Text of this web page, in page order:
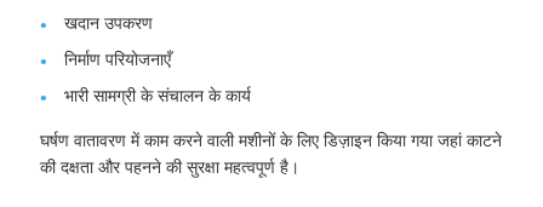
खदान उपकरण
निर्माण परियोजनाएँ
भारी सामग्री के संचालन के कार्य
घर्षण वातावरण में काम करने वाली मशीनों के लिए डिज़ाइन किया गया जहां काटने
की दक्षता और पहनने की सुरक्षा महत्वपूर्ण है।